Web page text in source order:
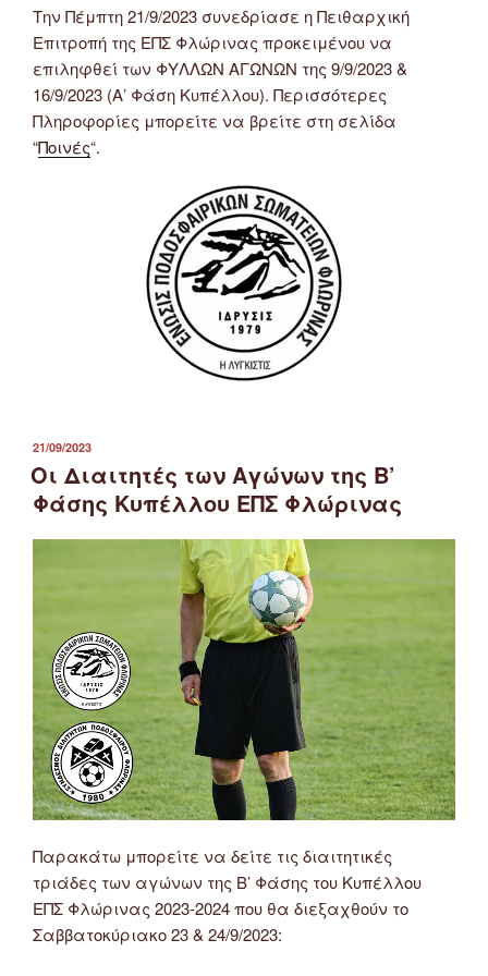
Την Πέμπτη 21/9/2023 συνεδρίασε η Πειθαρχική
Επιτροπή της ΕΠΣ Φλώρινας προκειμένου να
επιληφθεί των ΦΥΛΛΩΝ ΑΓΩΝΩΝ της 9/9/2023 &
16/9/2023 (Α’ Φάση Κυπέλλου). Περισσότερες
Πληροφορίες μπορείτε να βρείτε στη σελίδα
“Ποινές“.
ΔΗΜΟΣΙΕΎΤΗΚΕ
ΣΤΙΣ
21/09/2023
Οι Διαιτητές των Αγώνων της Β’
Φάσης Κυπέλλου ΕΠΣ Φλώρινας
Παρακάτω μπορείτε να δείτε τις διαιτητικές
τριάδες των αγώνων της Β’ Φάσης του Κυπέλλου
ΕΠΣ Φλώρινας 2023-2024 που θα διεξαχθούν το
Σαββατοκύριακο 23 & 24/9/2023: